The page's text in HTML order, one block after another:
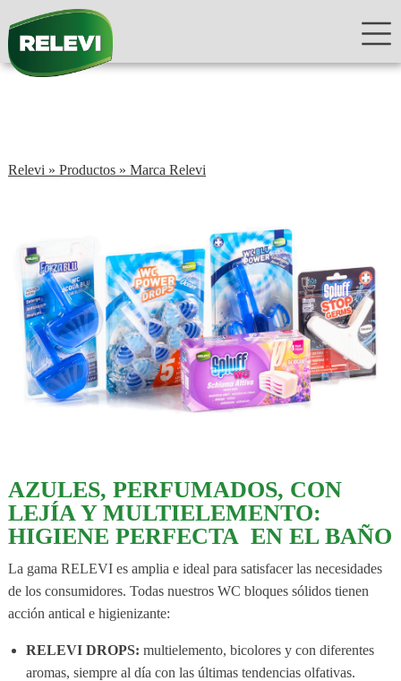
Relevi »Productos »Marca Relevi
AZULES, PERFUMADOS, CON
LEJÍA Y MULTIELEMENTO:
HIGIENE PERFECTA EN EL BAÑO
La gama RELEVI es amplia e ideal para satisfacer las necesidades
de los consumidores. Todas nuestros WC bloques sólidos tienen
acción antical e higienizante:
RELEVI DROPS: multielemento, bicolores y con diferentes
aromas, siempre al día con las últimas tendencias olfativas.